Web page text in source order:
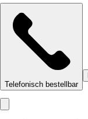
Telefonisch bestellbar